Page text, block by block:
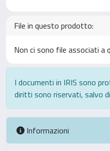
File in questo prodotto:
Non ci sono file associati a
I documenti in IRIS sono
diritti sono riservati, salvo
Informazioni